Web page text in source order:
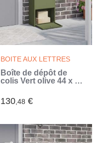
BOITE AUX LETTRES
Boîte de dépôt de
colis Vert olive 44 x 22
130,48 €